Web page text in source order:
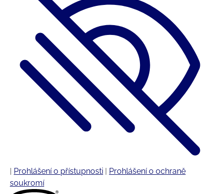
| Prohlášení o přístupnosti | Prohlášení o ochraně
soukromí